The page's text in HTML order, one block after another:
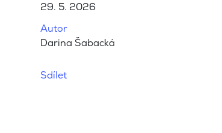
29. 5. 2026
Autor
Darina Šabacká
Sdílet